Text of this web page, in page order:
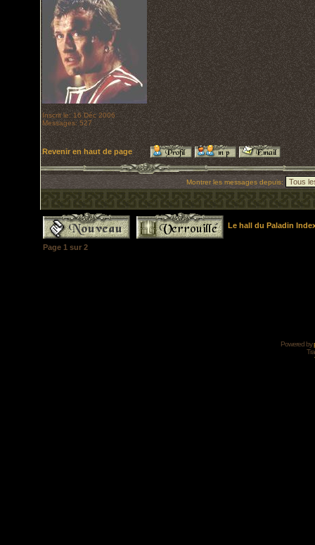
Inscrit le: 16 Déc 2006
Messages: 527
Revenir en haut de page
Montrer les messages depuis:
Le hall du Paladin
Page 1 sur 2
Powered by